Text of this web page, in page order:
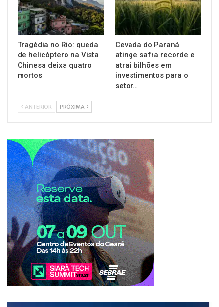
Tragédia no Rio: queda
de helicóptero na Vista
Chinesa deixa quatro
mortos
Cevada do Paraná
atinge safra recorde e
atrai bilhões em
investimentos para o
setor…
ANTERIOR PRÓXIMA